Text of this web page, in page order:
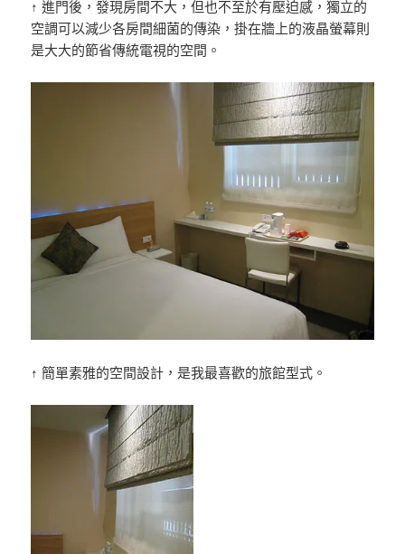
↑ 進門後，發現房間不大，但也不至於有壓迫感，獨立的
空調可以減少各房間細菌的傳染，掛在牆上的液晶螢幕則
是大大的節省傳統電視的空間。
↑ 簡單素雅的空間設計，是我最喜歡的旅館型式。